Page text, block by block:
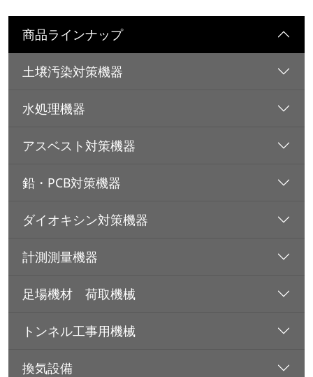
商品ラインナップ
土壌汚染対策機器
水処理機器
アスベスト対策機器
鉛・PCB対策機器
ダイオキシン対策機器
計測測量機器
足場機材 荷取機械
トンネル工事用機械
換気設備